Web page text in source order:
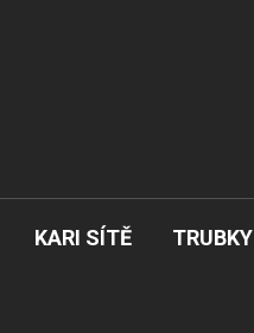
KARI SÍTĚ TRUBKY